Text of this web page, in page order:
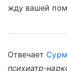
жду вашей
Отвечает
психиатр-